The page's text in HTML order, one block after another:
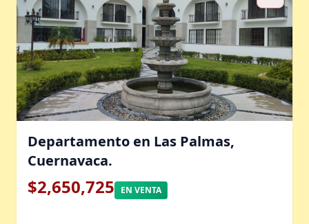
Departamento en Las Palmas,
Cuernavaca.
$2,650,725 EN VENTA